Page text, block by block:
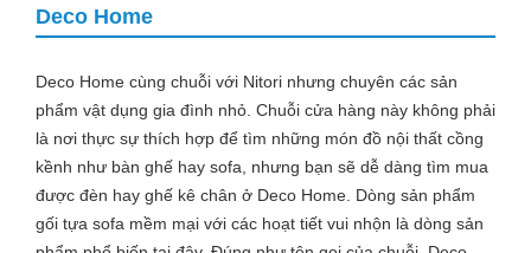
Deco Home
Deco Home cùng chuỗi với Nitori nhưng chuyên các sản
phẩm vật dụng gia đình nhỏ. Chuỗi cửa hàng này không phải
là nơi thực sự thích hợp để tìm những món đồ nội thất cồng
kềnh như bàn ghế hay sofa, nhưng bạn sẽ dễ dàng tìm mua
được đèn hay ghế kê chân ở Deco Home. Dòng sản phẩm
gối tựa sofa mềm mại với các hoạt tiết vui nhộn là dòng sản